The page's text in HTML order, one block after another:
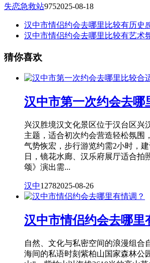
失恋急救站9752025-08-18
汉中市情侣约会去哪里比较有历史
汉中市情侣约会去哪里比较有艺术
猜你喜欢
汉中市第一次约会去哪
兴汉胜境汉文化景区位于汉台区兴
主题，适合初次约会营造轻松氛围
气势恢宏，步行游览约需2小时，
日，镜花水廊、汉乐府展厅适合拍
颂》演出需...
汉中12782025-08-26
汉中市情侣约会去哪里
自然、文化与私密空间的浪漫组合
海间的私语时刻紫柏山国家森林公